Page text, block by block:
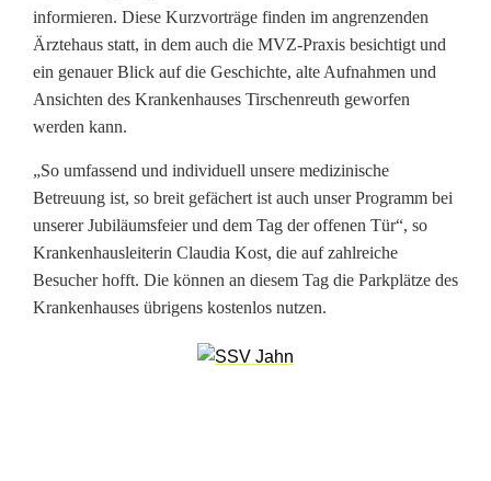
u
t
h
d
a
s
w
informieren. Diese Kurzvorträge finden im angrenzenden
Ärztehaus statt, in dem auch die MVZ-Praxis besichtigt und
ein genauer Blick auf die Geschichte, alte Aufnahmen und
Ansichten des Krankenhauses Tirschenreuth geworfen
werden kann.
„So umfassend und individuell unsere medizinische
Betreuung ist, so breit gefächert ist auch unser Programm bei
unserer Jubiläumsfeier und dem Tag der offenen Tür“, so
Krankenhausleiterin Claudia Kost, die auf zahlreiche
Besucher hofft. Die können an diesem Tag die Parkplätze des
Krankenhauses übrigens kostenlos nutzen.